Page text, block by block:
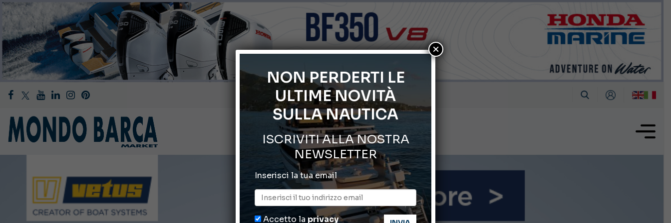
Gommoni Callegari acquisisce Geniuss
66° Salone Nautico Internazionale di Genova
Svelati i Mondiali di Wakeboard 2026
Cannes Yachting Festival 2026: tutte le novità attese a settembre
Montecristo Yachting, l’orologio per il diportista
NON PERDERTI LE
ULTIME NOVITÀ
SULLA NAUTICA
ISCRIVITI ALLA NOSTRA
NEWSLETTER
Inserisci la tua email
Accetto la privacy
×